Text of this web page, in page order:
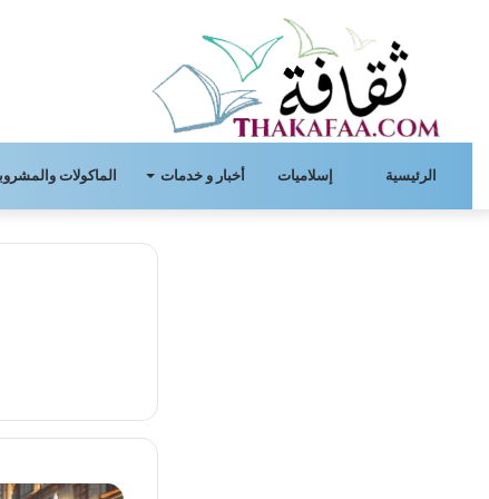
الرئيسية إسلاميات أخبار و خدمات الماكولات